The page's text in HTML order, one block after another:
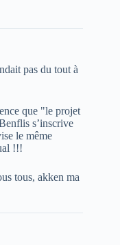
pas du tout à
que "le projet
s’inscrive
le même
!!!
tous, akken ma